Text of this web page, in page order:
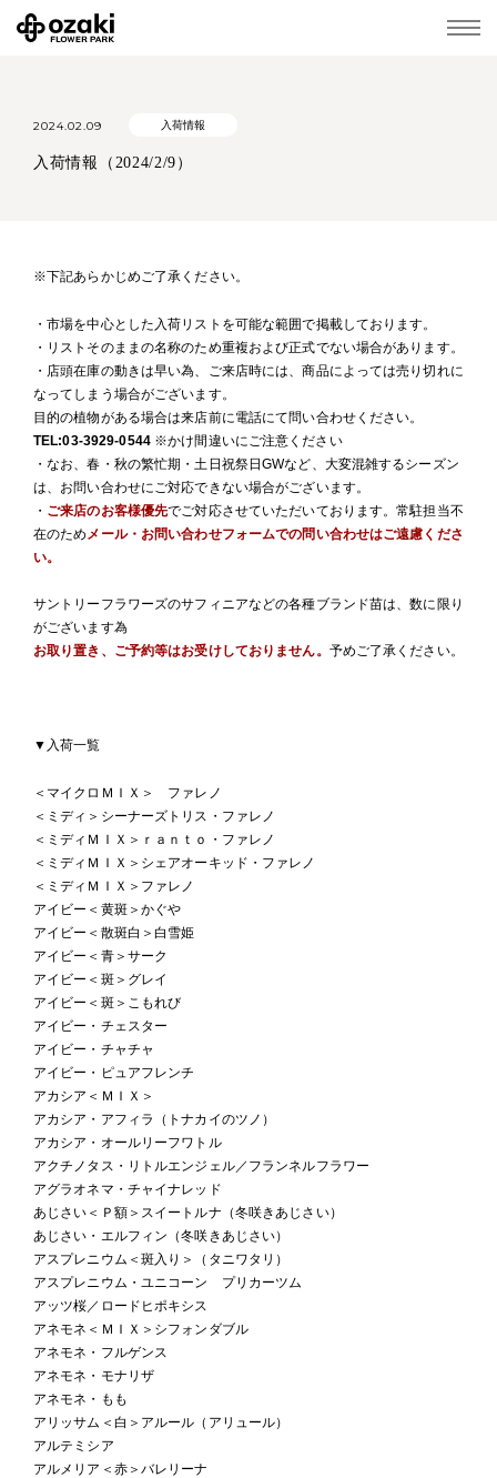
2024.02.09 入荷情報
入荷情報（2024/2/9）
※下記あらかじめご了承ください。
・市場を中心とした入荷リストを可能な範囲で掲載しております。
・リストそのままの名称のため重複および正式でない場合があります。
・店頭在庫の動きは早い為、ご来店時には、商品によっては売り切れに
なってしまう場合がございます。
目的の植物がある場合は来店前に電話にて問い合わせください。
TEL:03-3929-0544※かけ間違いにご注意ください
・なお、春・秋の繁忙期・土日祝祭日GWなど、大変混雑するシーズン
は、お問い合わせにご対応できない場合がございます。
・ ご来店のお客様優先でご対応させていただいております。常駐担当不
在のため メール・お問い合わせフォームでの問い合わせはご遠慮くださ
い。
サントリーフラワーズのサフィニアなどの各種ブランド苗は、数に限り
がございます為
お取り置き、ご予約等はお受けしておりません。 予めご了承ください。
▼入荷一覧
＜マイクロＭＩＸ＞ ファレノ
＜ミディ＞シーナーズトリス・ファレノ
＜ミディＭＩＸ＞ｒａｎｔｏ・ファレノ
＜ミディＭＩＸ＞シェアオーキッド・ファレノ
＜ミディＭＩＸ＞ファレノ
アイビー＜黄斑＞かぐや
アイビー＜散斑白＞白雪姫
アイビー＜青＞サーク
アイビー＜斑＞グレイ
アイビー＜斑＞こもれび
アイビー・チェスター
アイビー・チャチャ
アイビー・ピュアフレンチ
アカシア＜ＭＩＸ＞
アカシア・アフィラ（トナカイのツノ）
アカシア・オールリーフワトル
アクチノタス・リトルエンジェル／フランネルフラワー
アグラオネマ・チャイナレッド
あじさい＜Ｐ額＞スイートルナ（冬咲きあじさい）
あじさい・エルフィン（冬咲きあじさい）
アスプレニウム＜斑入り＞（タニワタリ）
アスプレニウム・ユニコーン プリカーツム
アッツ桜／ロードヒポキシス
アネモネ＜ＭＩＸ＞シフォンダブル
アネモネ・フルゲンス
アネモネ・モナリザ
アネモネ・もも
アリッサム＜白＞アルール（アリュール）
アルテミシア
アルメリア＜赤＞バレリーナ